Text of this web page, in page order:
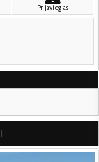
Prijavi oglas